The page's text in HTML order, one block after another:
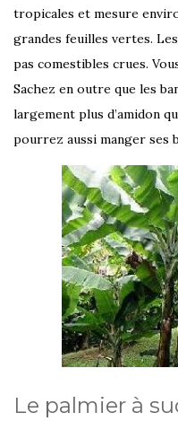
tropicales et mesure
grandes feuilles vertes.
pas comestibles crues.
Sachez en outre que les
largement plus d’amidon
pourrez aussi manger ses
Le palmier à